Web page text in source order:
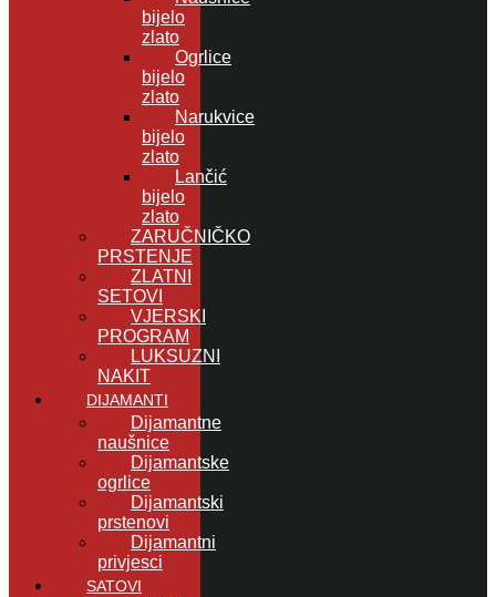
bijelo
zlato
Ogrlice
bijelo
zlato
Narukvice
bijelo
zlato
Lančić
bijelo
zlato
ZARUČNIČKO
PRSTENJE
ZLATNI
SETOVI
VJERSKI
PROGRAM
LUKSUZNI
NAKIT
DIJAMANTI
Dijamantne
naušnice
Dijamantske
ogrlice
Dijamantski
prstenovi
Dijamantni
privjesci
SATOVI